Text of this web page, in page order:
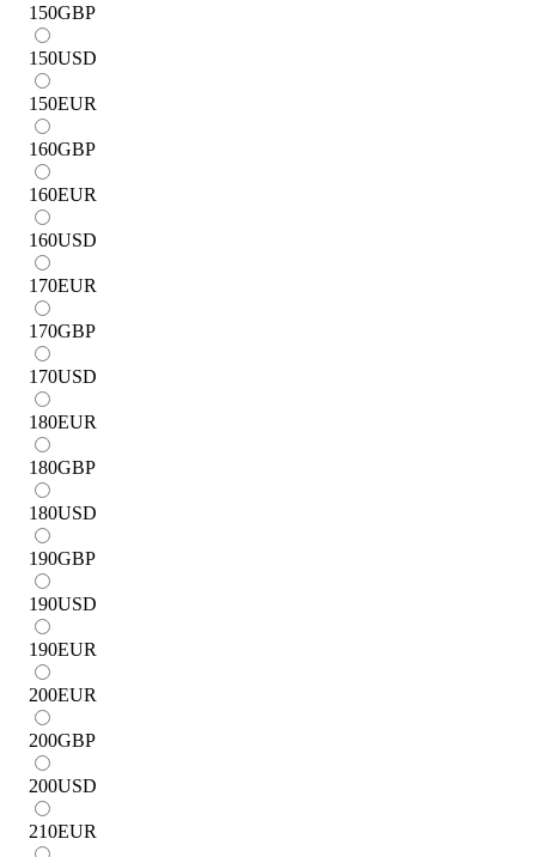
150GBP
150USD
150EUR
160GBP
160EUR
160USD
170EUR
170GBP
170USD
180EUR
180GBP
180USD
190GBP
190USD
190EUR
200EUR
200GBP
200USD
210EUR